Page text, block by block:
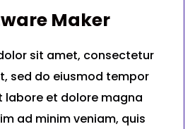
Maker
sit amet, consectetur
sed do eiusmod tempor
labore et dolore magna
ad minim veniam, quis